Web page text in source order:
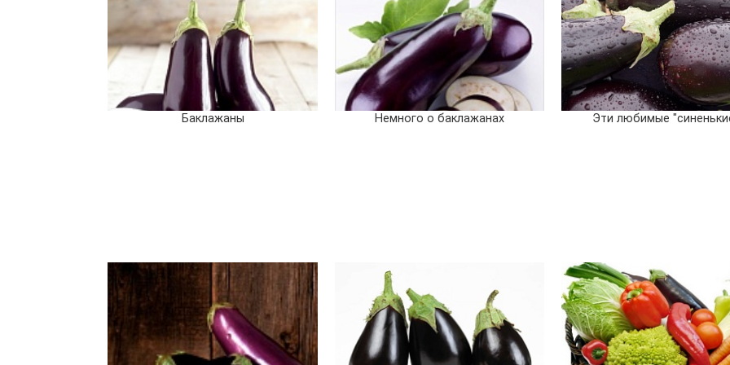
Баклажаны Немного о баклажанах Эти любимые